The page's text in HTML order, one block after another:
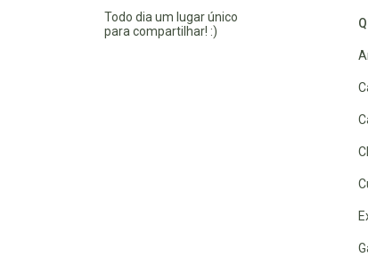
Todo dia um lugar único
para compartilhar! :)